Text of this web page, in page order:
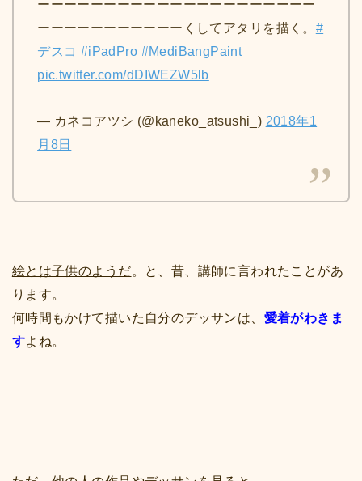
ーーーーーーーーーーーーーーーーーーーーー
ーーーーーーーーーーーくしてアタリを描く。 #
デスコ #iPadPro #MediBangPaint
pic.twitter.com/dDIWEZW5lb
— カネコアツシ (@kaneko_atsushi_) 2018年1
月8日
絵とは子供のようだ。と、昔、講師に言われたことがあ
ります。
何時間もかけて描いた自分のデッサンは、 愛着がわきま
すよね。